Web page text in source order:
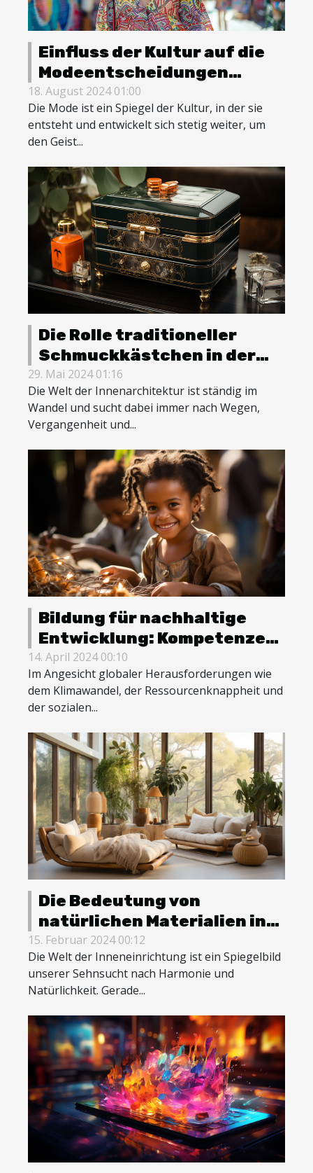
Einfluss der Kultur auf die
Modeentscheidungen
moderner Frauen
18. August 2024 01:00
Die Mode ist ein Spiegel der Kultur, in der sie
entsteht und entwickelt sich stetig weiter, um
den Geist...
Die Rolle traditioneller
Schmuckkästchen in der
modernen Innenarchitektur
29. Mai 2024 01:16
Die Welt der Innenarchitektur ist ständig im
Wandel und sucht dabei immer nach Wegen,
Vergangenheit und...
Bildung für nachhaltige
Entwicklung: Kompetenzen
für die Zukunft
14. April 2024 00:10
Im Angesicht globaler Herausforderungen wie
dem Klimawandel, der Ressourcenknappheit und
der sozialen...
Die Bedeutung von
natürlichen Materialien in
der Boho-Einrichtung
15. Februar 2024 00:12
Die Welt der Inneneinrichtung ist ein Spiegelbild
unserer Sehnsucht nach Harmonie und
Natürlichkeit. Gerade...